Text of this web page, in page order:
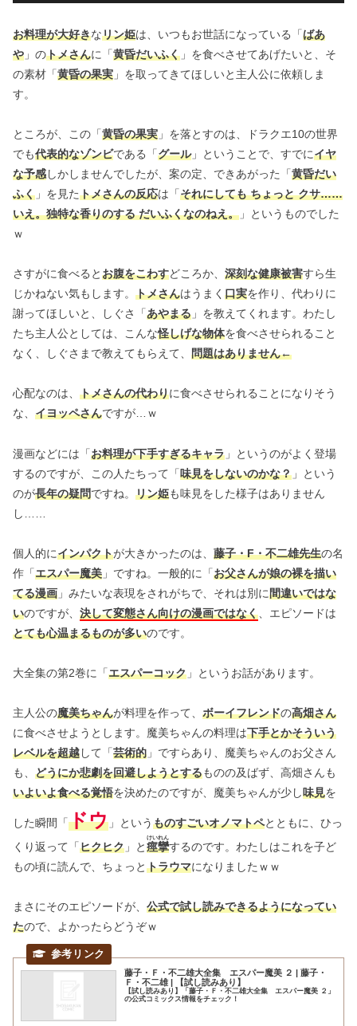
お料理が大好きなリン姫は、いつもお世話になっている「ばあ
や 」のトメさんに「黄昏だいふく 」を食べさせてあげたいと、そ
の素材「黄昏の果実 」を取ってきてほしいと主人公に依頼しま
す。
ところが、この「黄昏の果実 」を落とすのは、ドラクエ10の世界
でも代表的なゾンビである「グール」ということで、すでにイヤ
な予感しかしませんでしたが、案の定、できあがった「黄昏だい
ふく 」を見たトメさんの反応は「それにしても ちょっと クサ……
いえ。独特な香りのする だいふくなのねえ。 」というものでした
ｗ
さすがに食べるとお腹をこわすどころか、 深刻な健康被害すら生
じかねない気もします。 トメさんはうまく 口実を作り、代わりに
謝ってほしいと、しぐさ「あやまる 」を教えてくれます。わたし
たち主人公としては、こんな怪しげな物体を食べさせられること
なく、しぐさまで教えてもらえて、 問題はありません←
心配なのは、 トメさんの代わりに食べさせられることになりそう
な、 イヨッペさんですが…ｗ
漫画などには「お料理が下手すぎるキャラ 」というのがよく登場
するのですが、この人たちって「味見をしないのかな？ 」という
のが長年の疑問ですね。 リン姫も味見をした様子はありません
し……
個人的にインパクトが大きかったのは、 藤子・F・不二雄先生の名
作「エスパー魔美 」ですね。一般的に「お父さんが娘の裸を描い
てる漫画 」みたいな表現をされがちで、それは別に間違いではな
いのですが、 決して変態さん向けの漫画ではなく 、エピソードは
とても心温まるものが多いのです。
大全集の第2巻に「エスパーコック 」というお話があります。
主人公の魔美ちゃんが料理を作って、 ボーイフレンドの高畑さん
に食べさせようとします。魔美ちゃんの料理は下手とかそういう
レベルを超越して「芸術的 」ですらあり、魔美ちゃんのお父さん
も、 どうにか悲劇を回避しようとするものの及ばず、高畑さんも
いよいよ食べる覚悟を決めたのですが、魔美ちゃんが少し味見を
した瞬間「ドウ 」というものすごいオノマトペとともに、ひっ
くり返って「ヒクヒク 」と痙攣
けいれん
するのです。わたしはこれを子ど
もの頃に読んで、ちょっとトラウマになりましたｗｗ
まさにそのエピソードが、 公式で試し読みできるようになってい
たので、よかったらどうぞｗ
藤子・Ｆ・不二雄大全集 エスパー魔美 ２ | 藤子・
Ｆ・不二雄 | 【試し読みあり】
【試し読みあり】「藤子・Ｆ・不二雄大全集 エスパー魔美 ２」
の公式コミックス情報をチェック！